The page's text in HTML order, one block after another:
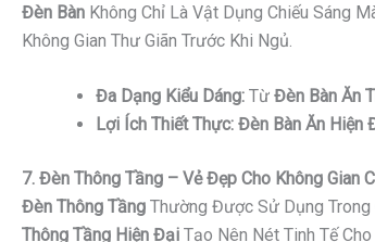
Đèn Bàn Không Chỉ Là Vật Dụng Chiếu Sáng
Không Gian Thư Giãn Trước Khi Ngủ.
Đa Dạng Kiểu Dáng: Từ Đèn Bàn Ăn
Lợi Ích Thiết Thực: Đèn Bàn Ăn Hiện
7. Đèn Thông Tầng – Vẻ Đẹp Cho Không Gian
Đèn Thông Tầng Thường Được Sử Dụng Trong
Thông Tầng Hiện Đại Tạo Nên Nét Tinh Tế